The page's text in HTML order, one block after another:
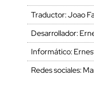
Traductor: Joao
Desarrollador:
Informático:
Redes sociales: